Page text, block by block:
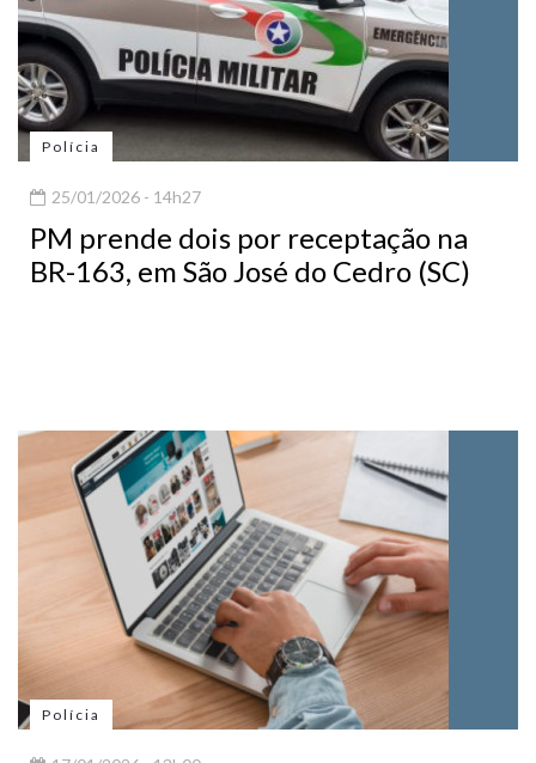
Polícia
25/01/2026 - 14h27
PM prende dois por receptação na
BR-163, em São José do Cedro (SC)
Polícia